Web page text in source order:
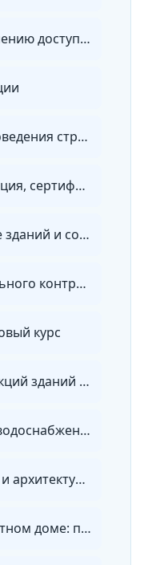
Мероприятия по обеспечению доступа инвалидов к объектам капитального строительства и территориям
Методы и технология проведения строительного контроля
Метрология, стандартизация, сертификация и контроль качества
Обследование и усиление зданий и сооружений
Осуществление строительного контроля за выполняемыми работами
курс
Проектирование конструкций зданий в Revit Structure. Базовый курс
Проектирование систем водоснабжения и водоотведения при строительстве и реконструкции объектов капитального строительства
Проектная документация и архитектурно-строительная графика
Системы отопления в частном доме: проектирование, монтаж, обслуживание